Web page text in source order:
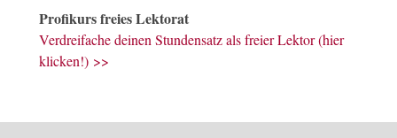
Profikurs freies Lektorat
Verdreifache deinen Stundensatz als freier Lektor (hier
klicken!) >>